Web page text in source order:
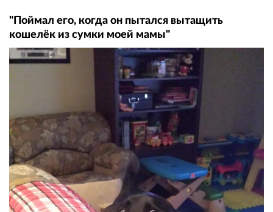
"Поймал его, когда он пытался вытащить
кошелёк из сумки моей мамы"